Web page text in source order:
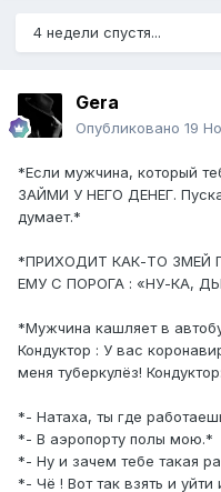
4 недели спустя...
Gera
Опубликовано 19
*Если мужчина, который
ЗАЙМИ У НЕГО ДЕНЕГ.
думает.*
*ПРИХОДИТ КАК-ТО
ЕМУ С ПОРОГА : «НУ-КА,
*Мужчина кашляет в
Кондуктор : У вас
меня туберкулёз!
*- Натаха, ты где
*- В аэропорту полы мою.*
*- Ну и зачем тебе такая
*- Чё ! Вот так взять и